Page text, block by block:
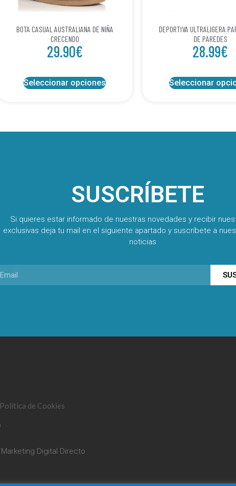
BOTA CASUAL AUSTRALIANA DE NIÑA
CRECENDO
29.90€
Seleccionar opciones
DEPORTIVA ULTRALIGERA
DE PAREDES
28.99€
Seleccionar
SUSCRÍBETE
Si quieres estar informado de nuestras novedades y recibir
exclusivas deja tu mail en el siguiente apartado y suscríbete a
noticias
Política de Cookies
Marketing Digital Directo